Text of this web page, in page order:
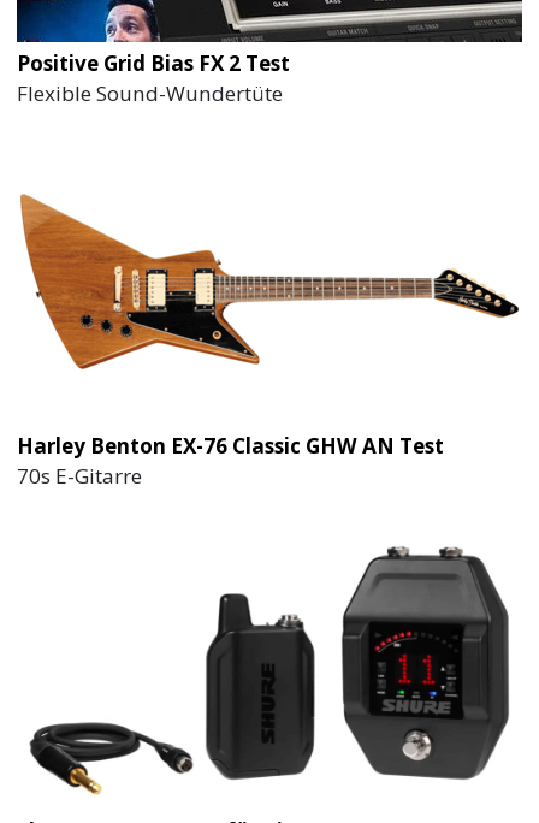
Positive Grid Bias FX 2 Test
Flexible Sound-Wundertüte
Harley Benton EX-76 Classic GHW AN Test
70s E-Gitarre